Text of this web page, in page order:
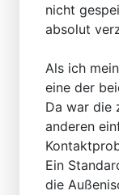
nicht
absolut
Als ich
eine der
Da war die
anderen
Ein
die